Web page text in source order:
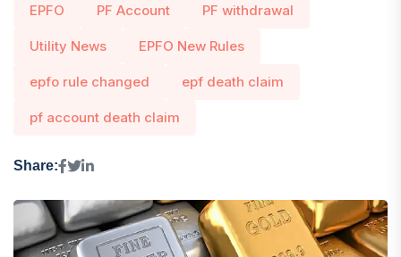
EPFO PF Account PF withdrawal
Utility News EPFO New Rules
epfo rule changed epf death claim
pf account death claim
Share: